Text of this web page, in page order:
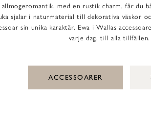
med en rustik charm, får du
sjalar i naturmaterial till dekorativa väskor
sin unika karaktär. Ewa i Wallas
varje dag, till alla tillfällen.
ACCESSOARER